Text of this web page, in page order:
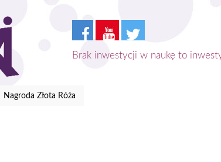
Brak inwestycji w naukę to
Nagroda Złota Róża